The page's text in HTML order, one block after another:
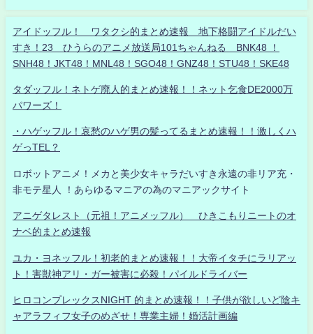
アイドッフル！ ワタクシ的まとめ速報 地下格闘アイドルだい
すき！23 ひうらのアニメ放送局101ちゃんねる BNK48 ！
SNH48！JKT48！MNL48！SGO48！GNZ48！STU48！SKE48
タダッフル！ネトゲ廃人的まとめ速報！！ネット乞食DE2000万
パワーズ！
・ハゲッフル！哀愁のハゲ男の髪ってるまとめ速報！！激しくハ
ゲっTEL？
ロボットアニメ！メカと美少女キャラだいすき永遠の非リア充・
非モテ星人 ！あらゆるマニアの為のマニアックサイト
アニゲタレスト（元祖！アニメッフル） ひきこもりニートのオ
ナベ的まとめ速報
ユカ・ヨネッフル！初老的まとめ速報！！大帝イタチにラリアッ
ト！害獣神アリ・ガー被害に必殺！パイルドライバー
ヒロコンプレックスNIGHT 的まとめ速報！！子供が欲しいど陰キ
ャアラフィフ女子のめざせ！専業主婦！婚活計画編